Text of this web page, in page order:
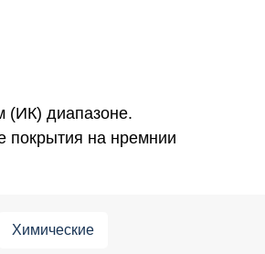
(ИК) диапазоне.
покрытия на нремнии
Химические